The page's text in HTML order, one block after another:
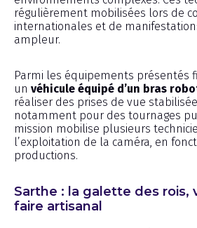
régulièrement mobilisées lors de
internationales et de
ampleur.
Parmi les équipements présentés
un véhicule équipé d’un bras
réaliser des prises de vue
notamment pour des tournages
mission mobilise plusieurs
l’exploitation de la caméra, en
productions.
Sarthe : la galette des rois,
faire artisanal